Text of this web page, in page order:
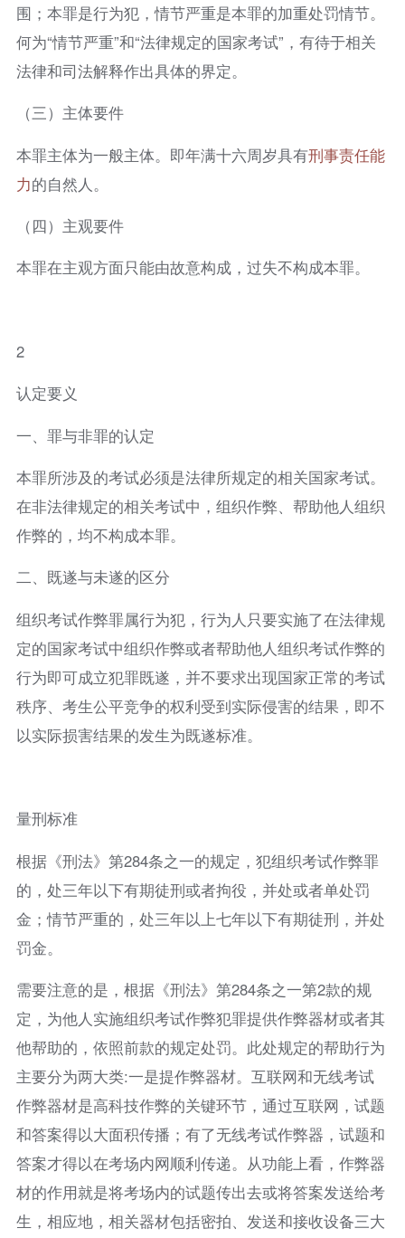
围；本罪是行为犯，情节严重是本罪的加重处罚情节。
何为“情节严重”和“法律规定的国家考试”，有待于相关
法律和司法解释作出具体的界定。
（三）主体要件
本罪主体为一般主体。即年满十六周岁具有刑事责任能
力的自然人。
（四）主观要件
本罪在主观方面只能由故意构成，过失不构成本罪。
2
认定要义
一、罪与非罪的认定
本罪所涉及的考试必须是法律所规定的相关国家考试。
在非法律规定的相关考试中，组织作弊、帮助他人组织
作弊的，均不构成本罪。
二、既遂与未遂的区分
组织考试作弊罪属行为犯，行为人只要实施了在法律规
定的国家考试中组织作弊或者帮助他人组织考试作弊的
行为即可成立犯罪既遂，并不要求出现国家正常的考试
秩序、考生公平竞争的权利受到实际侵害的结果，即不
以实际损害结果的发生为既遂标准。
量刑标准
根据《刑法》第284条之一的规定，犯组织考试作弊罪
的，处三年以下有期徒刑或者拘役，并处或者单处罚
金；情节严重的，处三年以上七年以下有期徒刑，并处
罚金。
需要注意的是，根据《刑法》第284条之一第2款的规
定，为他人实施组织考试作弊犯罪提供作弊器材或者其
他帮助的，依照前款的规定处罚。此处规定的帮助行为
主要分为两大类:一是提作弊器材。互联网和无线考试
作弊器材是高科技作弊的关键环节，通过互联网，试题
和答案得以大面积传播；有了无线考试作弊器，试题和
答案才得以在考场内网顺利传递。从功能上看，作弊器
材的作用就是将考场内的试题传出去或将答案发送给考
生，相应地，相关器材包括密拍、发送和接收设备三大